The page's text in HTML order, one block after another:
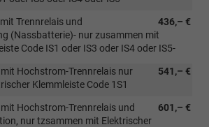
436,– €
Trennrelais und
(Nassbatterie)- nur zusammen mit
Code IS1 oder IS3 oder IS4 oder IS5-
541,– €
Hochstrom-Trennrelais nur
Klemmleiste Code 1S1
601,– €
Hochstrom-Trennrelais und
nur tzsammen mit Elektrischer